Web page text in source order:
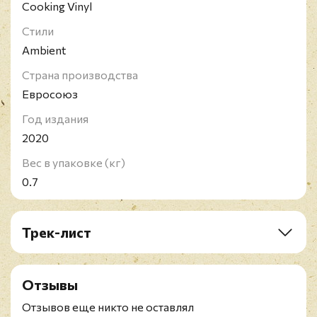
Cooking Vinyl
Стили
Ambient
Страна производства
Евросоюз
Год издания
2020
Вес в упаковке (кг)
0.7
Трек-лист
A1. Daze (Missing & Messed Up Mix)
A2. House Of Narcotics (Opium Wars Mix)
A3. Hawk Kings (Oseberg Buddhas Buttonhole)
A4. Honey Moonies (Brain Washed At Area 49 Mix)
Отзывы
Отзывов еще никто не оставлял